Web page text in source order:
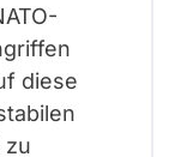
diese
zu